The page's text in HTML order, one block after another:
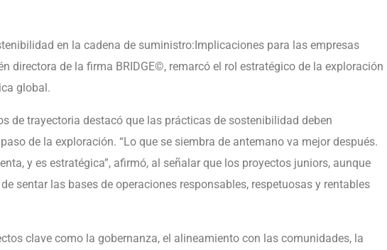
en la cadena de suministro:Implicaciones para las empresas
directora de la firma BRIDGE©, remarcó el rol estratégico de la exploración
global.
de trayectoria destacó que las prácticas de sostenibilidad deben
de la exploración. “Lo que se siembra de antemano va mejor después.
y es estratégica”, afirmó, al señalar que los proyectos juniors, aunque
sentar las bases de operaciones responsables, respetuosas y rentables
clave como la gobernanza, el alineamiento con las comunidades, la